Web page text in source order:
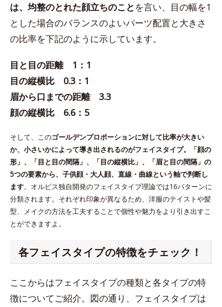
は、均整のとれた顔立ちのこと を言い、目の幅を1
とした場合のバランスのよいパーツ配置と大きさ
の比率を下記のように示しています。
目と目の距離 1：1
目の縦横比 0.3：1
眉から口までの距離 3.3
顔の縦横比 6.6：5
そして、このゴールデンプロポーションに対して比率が大きい
か、小さいかによって導き出されるのがフェイスタイプ。「顔の
形」、「目と目の間隔」、「目の縦横比」、「眉と目の間隔」の
5つの要素から、子供顔・大人顔、直線・曲線という軸で判断し
ます。オルビス独自開発のフェイスタイプ理論では16パターンに
分類されます。それぞれ印象が異なるため、洋服のテイストや髪
型、メイクの方法を工夫することで個性や魅力をより引き出すこ
とができますよ。
各フェイスタイプの特徴をチェック！
ここからはフェイスタイプの種類と各タイプの特
徴についてご紹介。図の通り、フェイスタイプは